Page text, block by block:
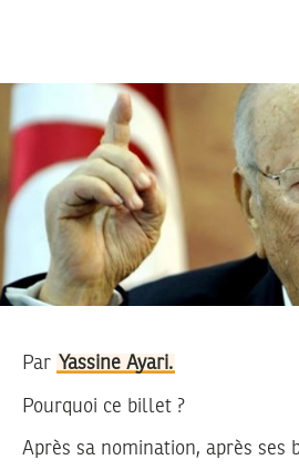
Par Yassine Ayari.
Pourquoi ce billet ?
Après sa nomination, après ses